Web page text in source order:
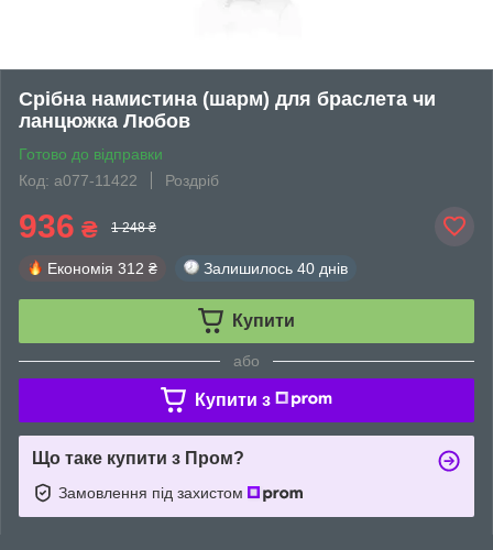
Срібна намистина (шарм) для браслета чи
ланцюжка Любов
Готово до відправки
Код: а077-11422
Роздріб
936 ₴ 1 248 ₴
Економія 312 ₴ Залишилось 40 днів
Купити
або
Купити з
Що таке купити з Пром?
Замовлення під захистом